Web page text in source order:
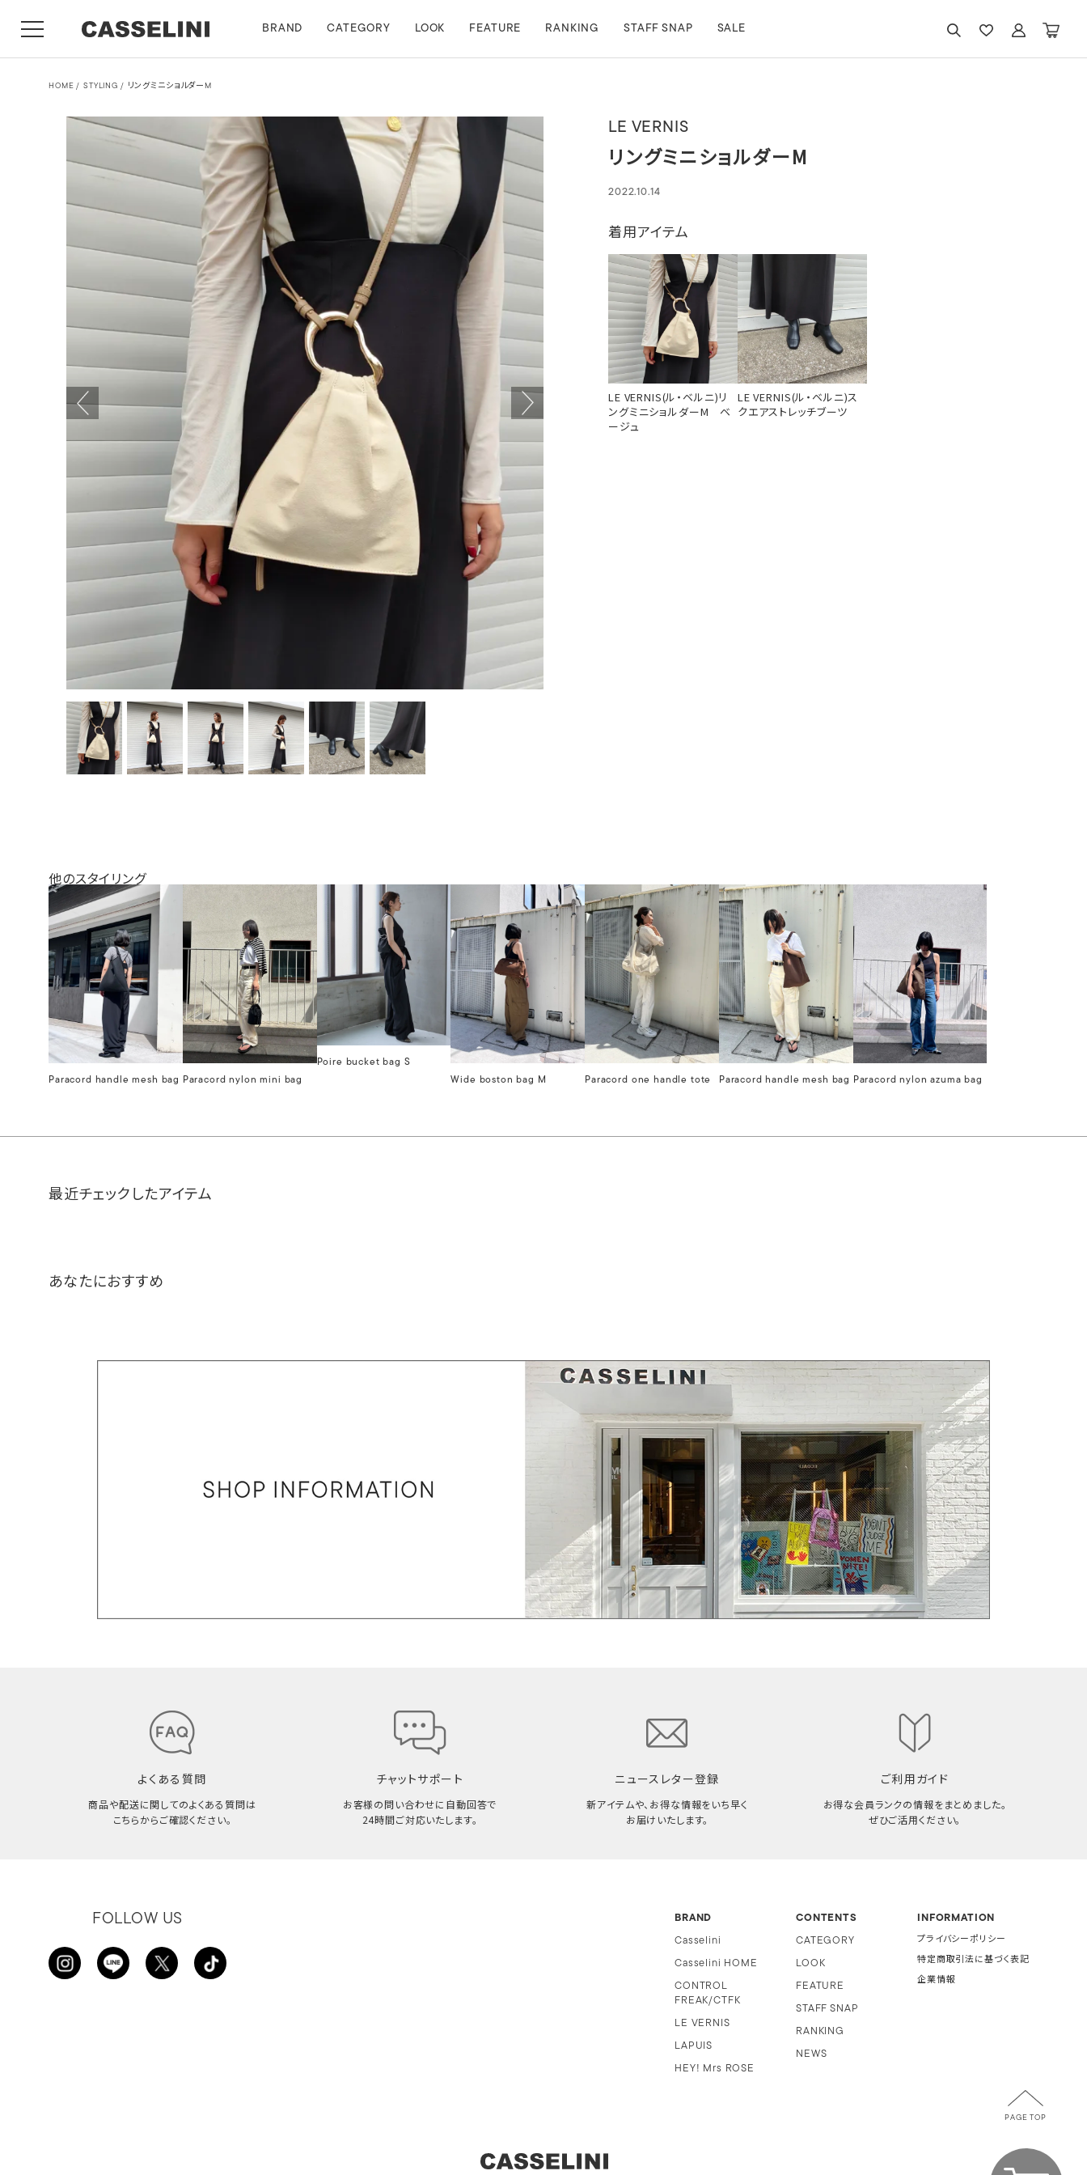
BRAND CATEGORY LOOK FEATURE RANKING STAFF SNAP SALE
HOME STYLING リングミニショルダーM
LE VERNIS
リングミニショルダーM
2022.10.14
着用アイテム
LE VERNIS(ル・ベルニ)リ
ングミニショルダーM ベ
ージュ
LE VERNIS(ル・ベルニ)ス
クエアストレッチブーツ
他のスタイリング
Paracord handle mesh bag Paracord nylon mini bag
Poire bucket bag S
Wide boston bag M
Paracord one handle tote Paracord handle mesh bag Paracord nylon azuma bag
最近チェックしたアイテム
あなたにおすすめ
よくある質問
商品や配送に関してのよくある質問は
こちらからご確認ください。
チャットサポート
お客様の問い合わせに自動回答で
24時間ご対応いたします。
ニュースレター登録
新アイテムや、お得な情報をいち早く
お届けいたします。
ご利用ガイド
お得な会員ランクの情報をまとめました。
ぜひご活用ください。
FOLLOW US BRAND
Casselini
Casselini HOME
CONTROL
FREAK/CTFK
LE VERNIS
LAPUIS
HEY! Mrs ROSE
CONTENTS
CATEGORY
LOOK
FEATURE
STAFF SNAP
RANKING
NEWS
INFORMATION
プライバシーポリシー
特定商取引法に基づく表記
企業情報
PAGE TOP